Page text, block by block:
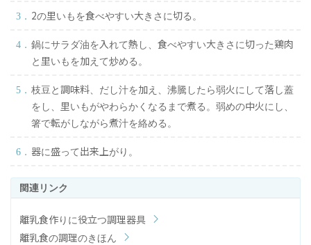
2の里いもを食べやすい大きさに切る。
鍋にサラダ油を入れて熱し、食べやすい大きさに切った鶏肉
と里いもを加えて炒める。
枝豆と調味料、だし汁を加え、沸騰したら弱火にして落し蓋
をし、里いもがやわらかくなるまで煮る。弱めの中火にし、
箸で転がしながら煮汁を絡める。
器に盛って出来上がり。
離乳食作りに役立つ調理器具
離乳食の調理のきほん